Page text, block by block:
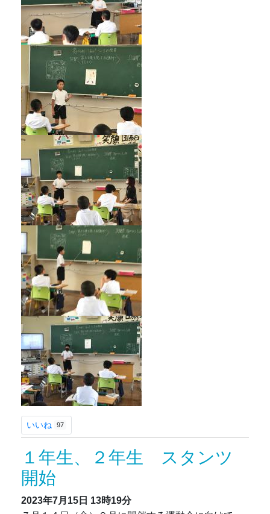
いいね 97
１年生、２年生 スタンツ
開始
2023年7月15日 13時19分